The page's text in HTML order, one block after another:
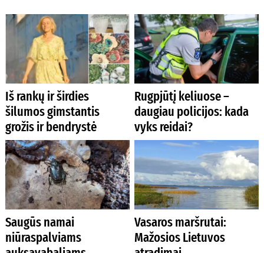
Iš rankų ir širdies
šilumos gimstantis
grožis ir bendrystė
Rugpjūtį keliuose –
daugiau policijos: kada
vyks reidai?
Saugūs namai
niūraspalviams
Vasaros maršrutai:
Mažosios Lietuvos